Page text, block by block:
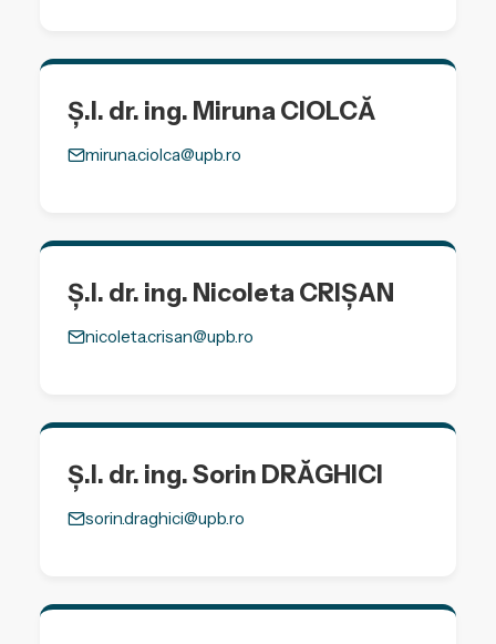
Ș.l. dr. ing. Miruna CIOLCĂ
miruna.ciolca@upb.ro
Ș.l. dr. ing. Nicoleta CRIȘAN
nicoleta.crisan@upb.ro
Ș.l. dr. ing. Sorin DRĂGHICI
sorin.draghici@upb.ro